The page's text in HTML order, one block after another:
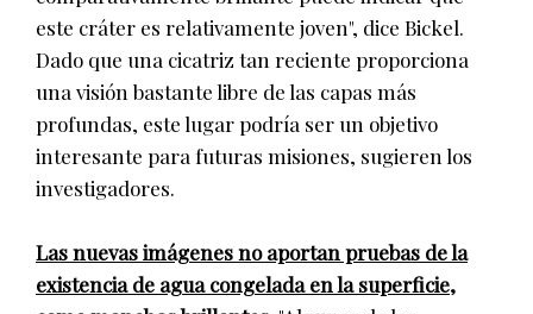
este cráter es relativamente joven", dice Bickel.
Dado que una cicatriz tan reciente proporciona
una visión bastante libre de las capas más
profundas, este lugar podría ser un objetivo
interesante para futuras misiones, sugieren los
investigadores.
Las nuevas imágenes no aportan pruebas de la
existencia de agua congelada en la superficie,